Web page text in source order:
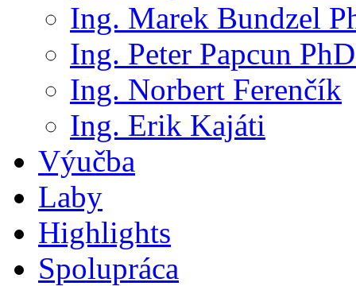
Ing. Marek Bundzel
Ing. Peter Papcun
Ing. Norbert Ferenčík
Ing. Erik Kajáti
Výučba
Laby
Highlights
Spolupráca